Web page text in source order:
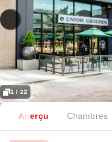
1 / 22
Aperçu Chambres